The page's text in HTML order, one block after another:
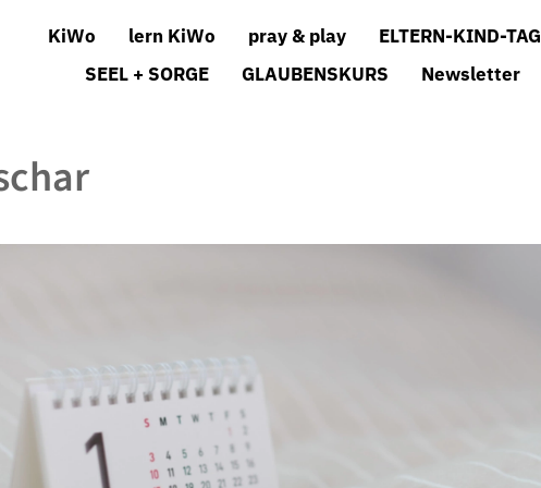
KiWo lern KiWo pray & play ELTERN-KIND-TAG
SEEL + SORGE
GLAUBENSKURS Newsletter